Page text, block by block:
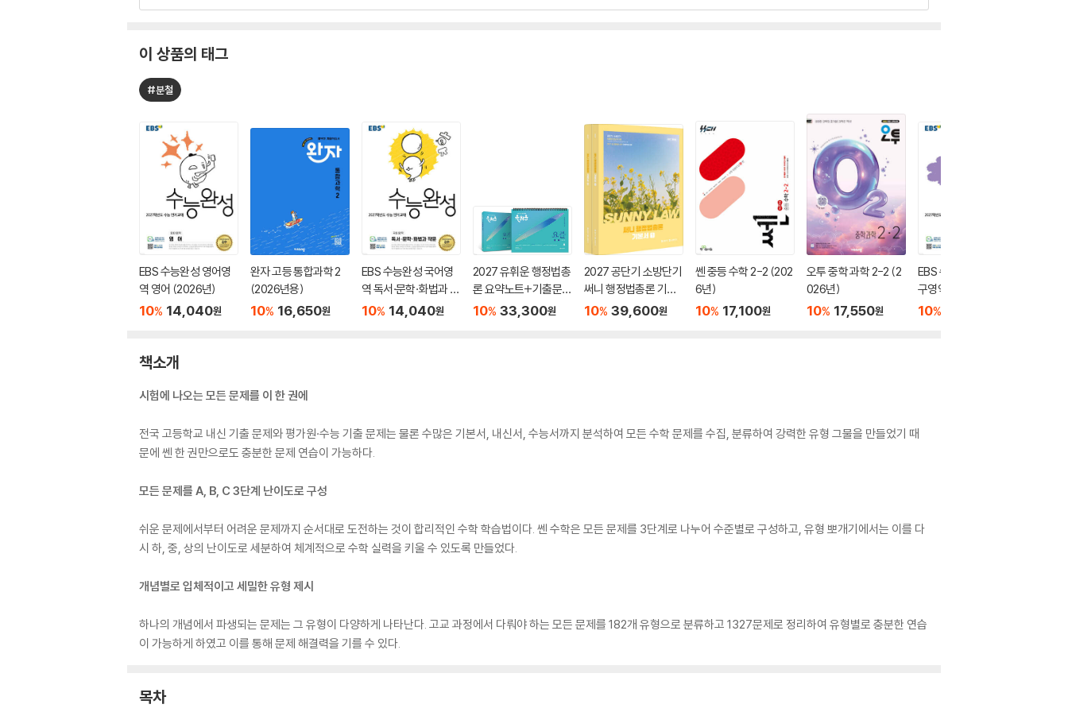
이 상품의 태그
#분철
EBS 수능완성 영어영
역 영어 (2026년)
10% 14,040원
완자 고등 통합과학 2
(2026년용)
10% 16,650원
EBS 수능완성 국어영
역 독서·문학·화법과 작
문 (2026년)
10% 14,040원
2027 유휘운 행정법총
론 요약노트+기출문제
(요.플.)
10% 33,300원
2027 공단기 소방단기
써니 행정법총론 기본
서
10% 39,600원
쎈 중등 수학 2-2 (202
6년)
10% 17,100원
오투 중학 과학 2-2 (2
026년)
10% 17,550원
EBS 수능완성 사회탐
구영역 사회·문화 (202
6년)
10%
책소개
시험에 나오는 모든 문제를 이 한 권에
전국 고등학교 내신 기출 문제와 평가원·수능 기출 문제는 물론 수많은 기본서, 내신서, 수능서까지 분석하여 모든 수학 문제를 수집, 분류하여 강력한 유형 그물을 만들었기 때
문에 쎈 한 권만으로도 충분한 문제 연습이 가능하다.
모든 문제를 A, B, C 3단계 난이도로 구성
쉬운 문제에서부터 어려운 문제까지 순서대로 도전하는 것이 합리적인 수학 학습법이다. 쎈 수학은 모든 문제를 3단계로 나누어 수준별로 구성하고, 유형 뽀개기에서는 이를 다
시 하, 중, 상의 난이도로 세분하여 체계적으로 수학 실력을 키울 수 있도록 만들었다.
개념별로 입체적이고 세밀한 유형 제시
하나의 개념에서 파생되는 문제는 그 유형이 다양하게 나타난다. 고교 과정에서 다뤄야 하는 모든 문제를 182개 유형으로 분류하고 1327문제로 정리하여 유형별로 충분한 연습
이 가능하게 하였고 이를 통해 문제 해결력을 기를 수 있다.
목차